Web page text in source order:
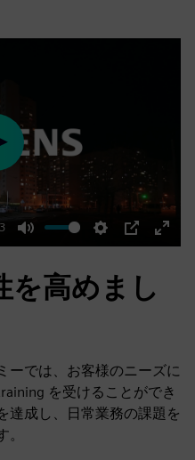
Mute Settings
PIP
Enter
Play
を高めまし
ーでは、お客様のニーズに
を受けることができ
達成し、日常業務の課題を